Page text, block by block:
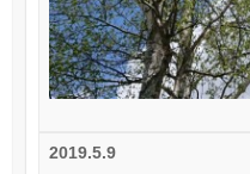
2019.5.9